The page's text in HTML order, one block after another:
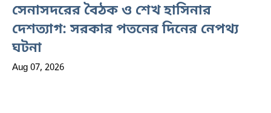
সেনাসদরের বৈঠক ও শেখ হাসিনার
দেশত্যাগ: সরকার পতনের দিনের নেপথ্য
ঘটনা
Aug 07, 2026